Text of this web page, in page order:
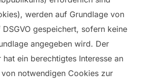
werden auf Grundlage von
gespeichert, sofern keine
angegeben wird. Der
ein berechtigtes Interesse an
notwendigen Cookies zur